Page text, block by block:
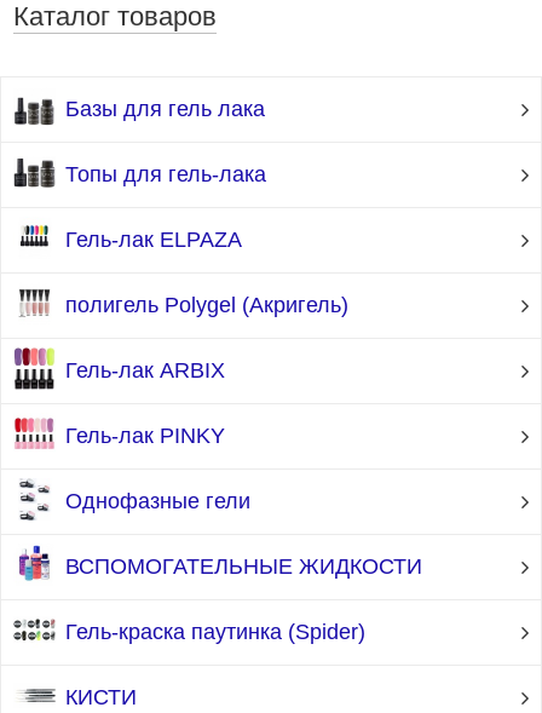
Каталог товаров
Базы для гель лака
Топы для гель-лака
Гель-лак ELPAZA
полигель Polygel (Акригель)
Гель-лак ARBIX
Гель-лак PINKY
Однофазные гели
ВСПОМОГАТЕЛЬНЫЕ ЖИДКОСТИ
Гель-краска паутинка (Spider)
КИСТИ